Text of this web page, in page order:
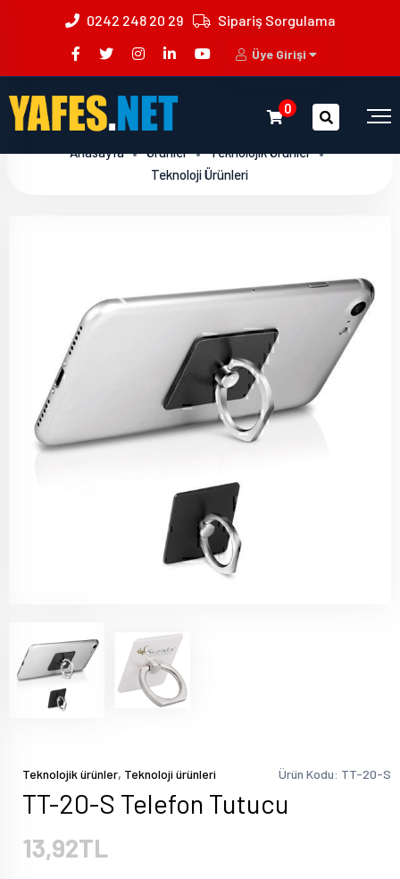
0242 248 20 29 Sipariş Sorgulama
Üye Girişi
0
Anasayfa Ürünler
Teknolojik Ürünler
Teknoloji Ürünleri
Teknolojik ürünler, Teknoloji ürünleri Ürün Kodu: TT-20-S
TT-20-S Telefon Tutucu
13,92TL